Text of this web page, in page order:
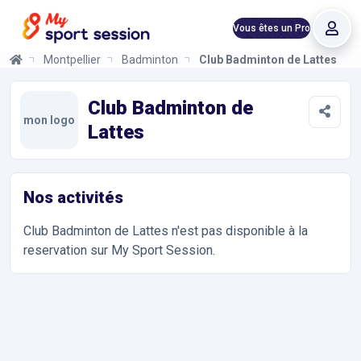
Vous êtes un Pro
Montpellier Badminton Club Badminton de Lattes
mon logo
Club Badminton de
Lattes
Nos activités
Club Badminton de Lattes n'est pas disponible à la
reservation sur My Sport Session.